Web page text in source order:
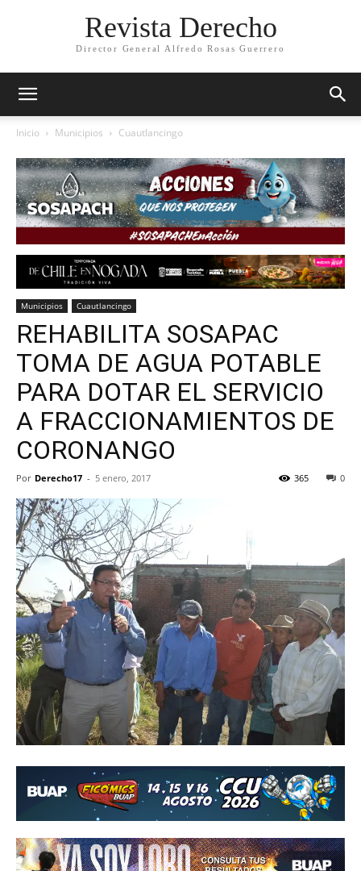
Revista Derecho
Director General Alfredo Rosas Guerrero
Inicio Municipios Cuautlancingo
Municipios Cuautlancingo
REHABILITA SOSAPAC
TOMA DE AGUA POTABLE
PARA DOTAR EL SERVICIO
A FRACCIONAMIENTOS DE
CORONANGO
Por Derecho17 - 5 enero, 2017 0
365